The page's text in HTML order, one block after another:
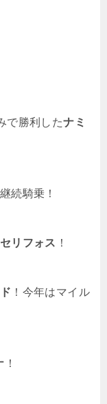
で勝利したナミ
続騎乗！
セリフォス ！
！今年はマイル
！